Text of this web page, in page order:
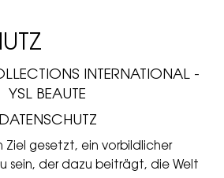
INTERNATIONAL -
YSL BEAUTE
DATENSCHUTZ
Ziel gesetzt, ein vorbildlicher
sein, der dazu beiträgt, die Welt